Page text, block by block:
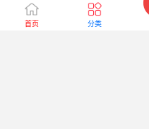
首页 分类
403 2 点赞 收